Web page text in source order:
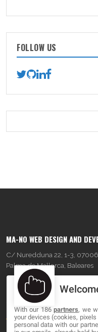
FOLLOW US
MA-NO WEB DESIGN AND
C/ Nuredduna 22, 1-3, 07006
Palma de Mallorca, Baleares
OUR COMPANY
About
With our 186partners, we
your devices (cookies,
personal data with our